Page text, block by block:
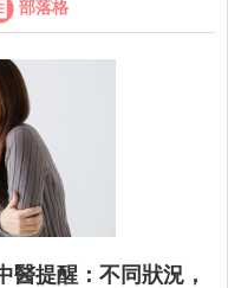
部落格
醫提醒：不同狀況，